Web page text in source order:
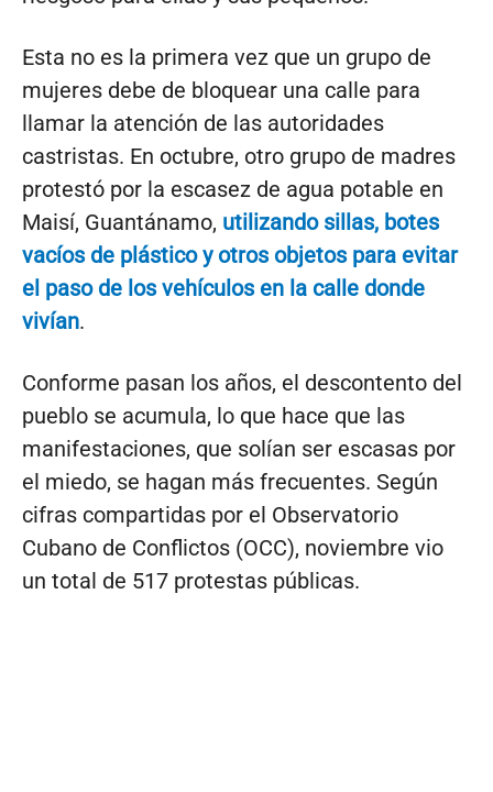
Esta no es la primera vez que un grupo de
mujeres debe de bloquear una calle para
llamar la atención de las autoridades
castristas. En octubre, otro grupo de madres
protestó por la escasez de agua potable en
Maisí, Guantánamo, utilizando sillas, botes
vacíos de plástico y otros objetos para evitar
el paso de los vehículos en la calle donde
vivían.
Conforme pasan los años, el descontento del
pueblo se acumula, lo que hace que las
manifestaciones, que solían ser escasas por
el miedo, se hagan más frecuentes. Según
cifras compartidas por el Observatorio
Cubano de Conflictos (OCC), noviembre vio
un total de 517 protestas públicas.